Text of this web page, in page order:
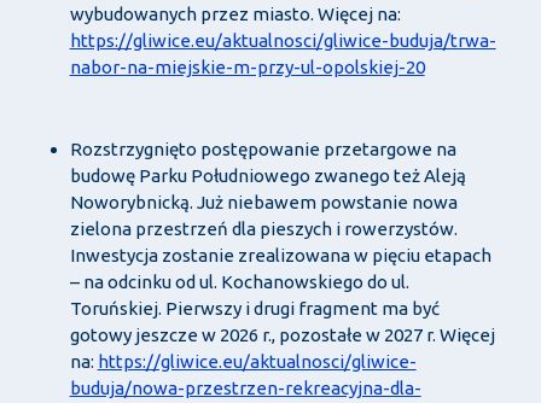
wybudowanych przez miasto. Więcej na:
https://gliwice.eu/aktualnosci/gliwice-buduja/trwa-
nabor-na-miejskie-m-przy-ul-opolskiej-20
Rozstrzygnięto postępowanie przetargowe na
budowę Parku Południowego zwanego też Aleją
Noworybnicką. Już niebawem powstanie nowa
zielona przestrzeń dla pieszych i rowerzystów.
Inwestycja zostanie zrealizowana w pięciu etapach
– na odcinku od ul. Kochanowskiego do ul.
Toruńskiej. Pierwszy i drugi fragment ma być
gotowy jeszcze w 2026 r., pozostałe w 2027 r. Więcej
na: https://gliwice.eu/aktualnosci/gliwice-
buduja/nowa-przestrzen-rekreacyjna-dla-